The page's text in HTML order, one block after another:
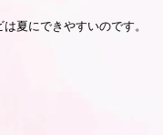
夏にできやすいのです。